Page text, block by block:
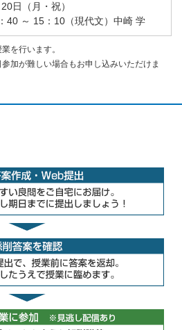
日（月・祝）
40 ～ 15：10（現代文）中崎 学
を行います。
加が難しい場合もお申し込みいただけま